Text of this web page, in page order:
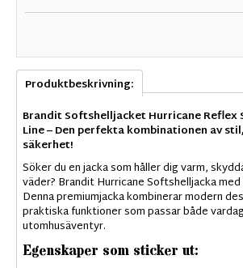
Produktbeskrivning:
Brandit Softshelljacket Hurricane Reflex
Line– Den perfekta kombinationen av
säkerhet!
Söker du en jacka som håller dig varm,
väder? Brandit Hurricane Softshelljacka
Denna premiumjacka kombinerar modern
praktiska funktioner som passar både
utomhusäventyr.
Egenskaper som sticker ut: